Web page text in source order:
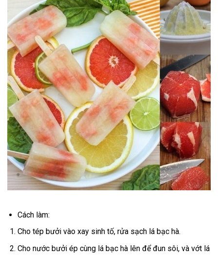
Cách làm:
Cho tép bưởi vào xay sinh tố, rửa sạch lá bạc hà.
Cho nước bưởi ép cùng lá bạc hà lên để đun sôi, và vớt lá